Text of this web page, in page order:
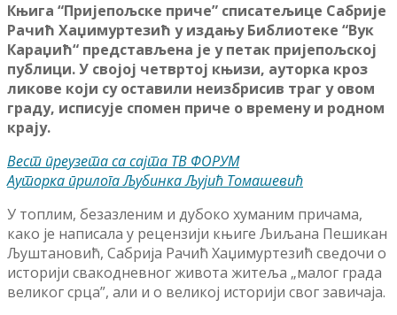
Књига “Пријепољске приче” списатељице Сабрије
Рачић Хаџимуртезић у издању Библиотеке “Вук
Караџић“ представљена је у петак пријепољској
публици. У својој четвртој књизи, ауторка кроз
ликове који су оставили неизбрисив траг у овом
граду, исписује спомен приче о времену и родном
крају.
Вест преузета са сајта ТВ ФОРУМ
Ауторка прилога Љубинка Љујић Томашевић
У топлим, безазленим и дубоко хуманим причама,
како је написала у рецензији књиге Љиљана Пешикан
Љуштановић, Сабрија Рачић Хаџимуртезић сведочи о
историји свакодневног живота житеља „малог града
великог срца”, али и о великој историји свог завичаја.